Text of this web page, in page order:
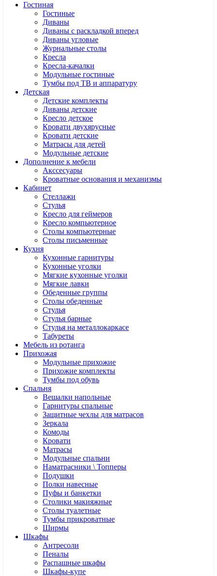
Гостиная
Гостиные
Диваны
Диваны с раскладкой вперед
Диваны угловые
Журнальные столы
Кресла
Кресла-качалки
Модульные гостиные
Тумбы под ТВ и аппаратуру
Детская
Детские комплекты
Диваны детские
Кресло детское
Кровати двухярусные
Кровати детские
Матрасы для детей
Модульные детские
Дополнение к мебели
Акссесуары
Кроватные основания и механизмы
Кабинет
Cтеллажи
Cтулья
Кресло для геймеров
Кресло компьютерное
Столы компьютерные
Столы письменные
Кухня
Кухонные гарнитуры
Кухонные уголки
Мягкие кухонные уголки
Мягкие лавки
Обеденные группы
Столы обеденные
Стулья
Стулья барные
Стулья на металлокаркасе
Табуреты
Мебель из ротанга
Прихожая
Модульные прихожие
Прихожие комплекты
Тумбы под обувь
Спальня
Вешалки напольные
Гарнитуры спальные
Защитные чехлы для матрасов
Зеркала
Комоды
Кровати
Матрасы
Модульные спальни
Наматрасники \ Топперы
Подушки
Полки навесные
Пуфы и банкетки
Столики макияжные
Столы туалетные
Тумбы прикроватные
Ширмы
Шкафы
Антресоли
Пеналы
Распашные шкафы
Шкафы-купе